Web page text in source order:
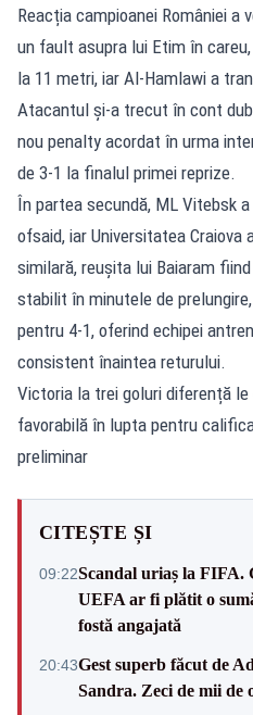
Reacția campioanei României a
un fault asupra lui Etim în
la 11 metri, iar Al-Hamlawi a
Atacantul și-a trecut în cont
nou penalty acordat în urma
de 3-1 la finalul primei reprize.
În partea secundă, ML Vitebsk
ofsaid, iar Universitatea
similară, reușita lui Baiaram
stabilit în minutele de
pentru 4-1, oferind echipei
consistent înaintea returului.
Victoria la trei goluri diferență
favorabilă în lupta pentru
preliminar
CITEȘTE ȘI
09:22Scandal uriaș la FIFA.
UEFA ar fi plătit o
fostă angajată
20:43Gest superb făcut de
Sandra. Zeci de mii de